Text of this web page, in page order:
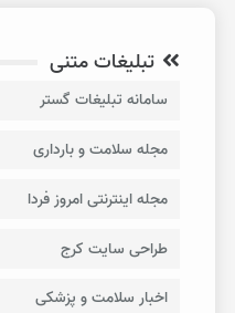
تبلیغات متنی
سامانه تبلیغات گستر
مجله سلامت و بارداری
مجله اینترنتی امروز فردا
طراحی سایت کرج
اخبار سلامت و پزشکی